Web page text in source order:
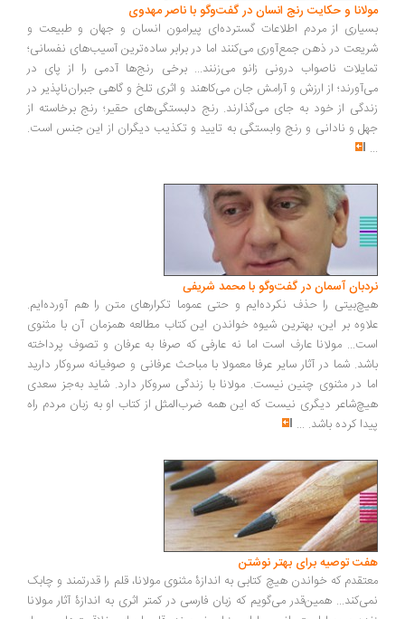
مولانا و حکایت رنج انسان در گفت‌وگو با ناصر مهدوی
بسیاری از مردم اطلاعات گسترده‌ای پیرامون انسان و جهان و طبیعت و
شریعت در ذهن جمع‌آوری می‌کنند اما در برابر ساده‌ترین آسیب‌های نفسانی؛
تمایلات ناصواب درونی زانو می‌زنند... برخی رنج‌ها آدمی را از پای در
می‌آورند؛ از ارزش و آرامش جان می‌کاهند و اثری تلخ و گاهی جبران‌ناپذیر در
زندگی از خود به جای می‌گذارند. رنج دلبستگی‌های حقیر؛ رنج برخاسته از
جهل و نادانی و رنج وابستگی به تایید و تکذیب دیگران از این جنس است.
...
نردبان آسمان در گفت‌وگو با محمد شریفی
هیچ‌بیتی را حذف نکرده‌ایم و حتی عموما تکرارهای متن را هم آورده‌ایم.
علاوه بر این، بهترین شیوه خواندن این کتاب مطالعه همزمان آن با مثنوی
است... مولانا عارف است اما نه عارفی که صرفا به عرفان و تصوف پرداخته
باشد. شما در آثار سایر عرفا معمولا با مباحث عرفانی و صوفیانه سروکار دارید
اما در مثنوی چنین نیست. مولانا با زندگی سروکار دارد. شاید به‌جز سعدی
هیچ‌شاعر دیگری نیست که این همه ضرب‌المثل از کتاب او به زبان مردم راه
پیدا کرده باشد. ...
هفت توصیه برای بهتر نوشتن
معتقدم که خواندن هیچ کتابی به اندازۀ مثنوی مولانا، قلم را قدرتمند و چابک
نمی‌کند... همین‌قدر می‌گویم که زبان فارسی در کمتر اثری به اندازۀ آثار مولانا